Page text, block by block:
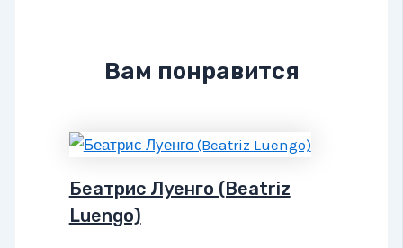
Вам понравится
Беатрис Луенго (Beatriz
Luengo)